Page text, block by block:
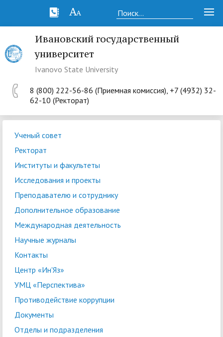
Ивановский государственный
университет
Ivanovo State University
8 (800) 222-56-86 (Приемная комиссия), +7 (4932) 32-
62-10 (Ректорат)
Ученый совет
Ректорат
Институты и факультеты
Исследования и проекты
Преподавателю и сотруднику
Дополнительное образование
Международная деятельность
Научные журналы
Контакты
Центр «Ин'Яз»
УМЦ «Перспектива»
Противодействие коррупции
Документы
Отделы и подразделения